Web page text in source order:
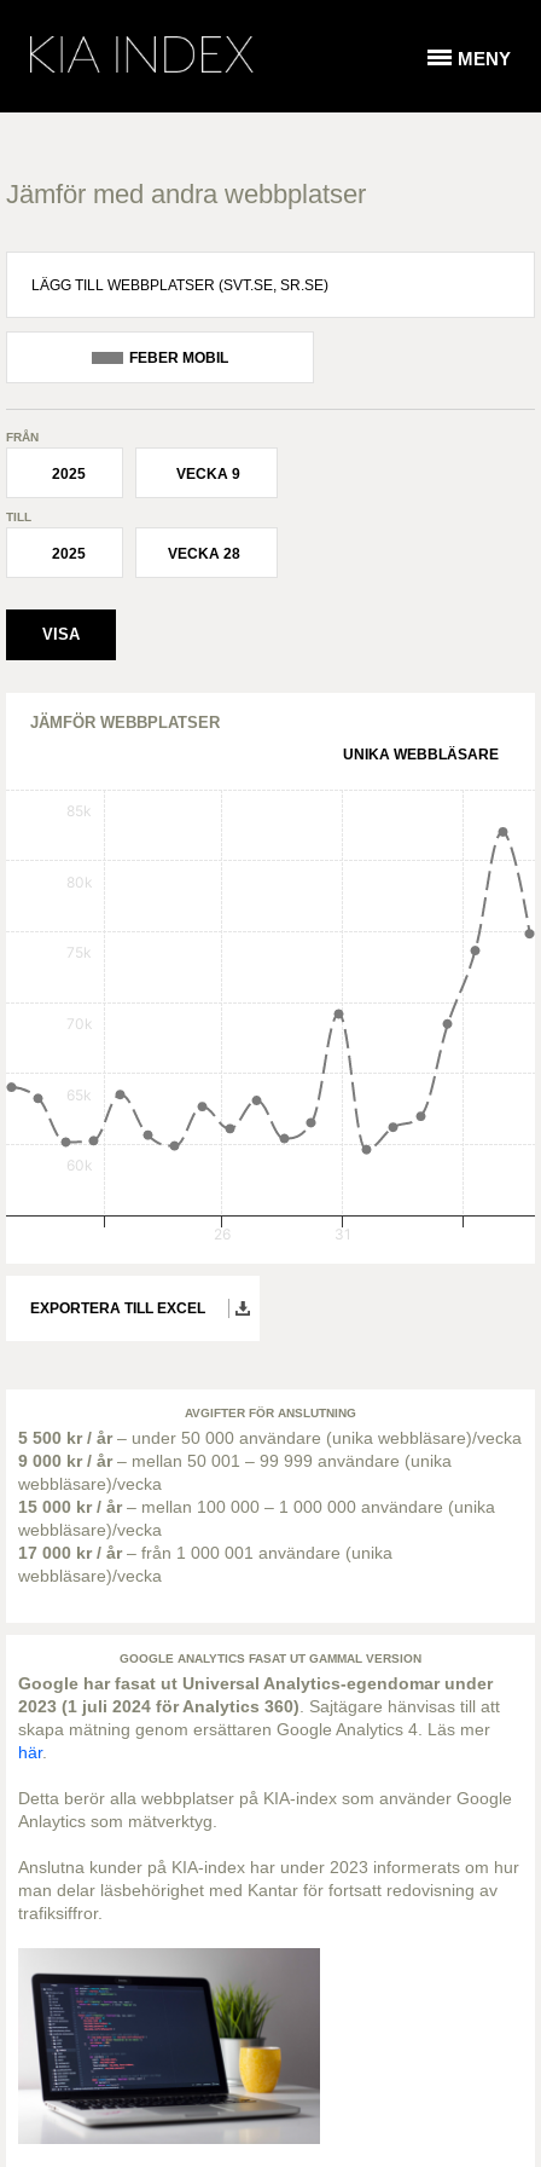
MENY
Jämför med andra webbplatser
FEBER MOBIL
FRÅN
2025 VECKA 9
TILL
2025 VECKA 28
JÄMFÖR WEBBPLATSER
UNIKA WEBBLÄSARE
60k
65k
70k
75k
80k
85k
26 31
EXPORTERA TILL EXCEL
AVGIFTER FÖR ANSLUTNING
5 500 kr / år– under 50 000 användare (unika webbläsare)/vecka
9 000 kr / år– mellan 50 001 – 99 999 användare (unika
webbläsare)/vecka
15 000 kr / år– mellan 100 000 – 1 000 000 användare (unika
webbläsare)/vecka
17 000 kr / år– från 1 000 001 användare (unika
webbläsare)/vecka
GOOGLE ANALYTICS FASAT UT GAMMAL VERSION
Google har fasat ut Universal Analytics-egendomar under
2023 (1 juli 2024 för Analytics 360) . Sajtägare hänvisas till att
skapa mätning genom ersättaren Google Analytics 4. Läs mer
här.
Detta berör alla webbplatser på KIA-index som använder Google
Anlaytics som mätverktyg.
Anslutna kunder på KIA-index har under 2023 informerats om hur
man delar läsbehörighet med Kantar för fortsatt redovisning av
trafiksiffror.